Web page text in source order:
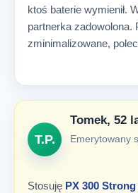
ktoś baterie wymienił.
partnerka zadowolona.
zminimalizowane,
T.P.
Tomek, 52
Emerytowany
Stosuję PX 300 Strong